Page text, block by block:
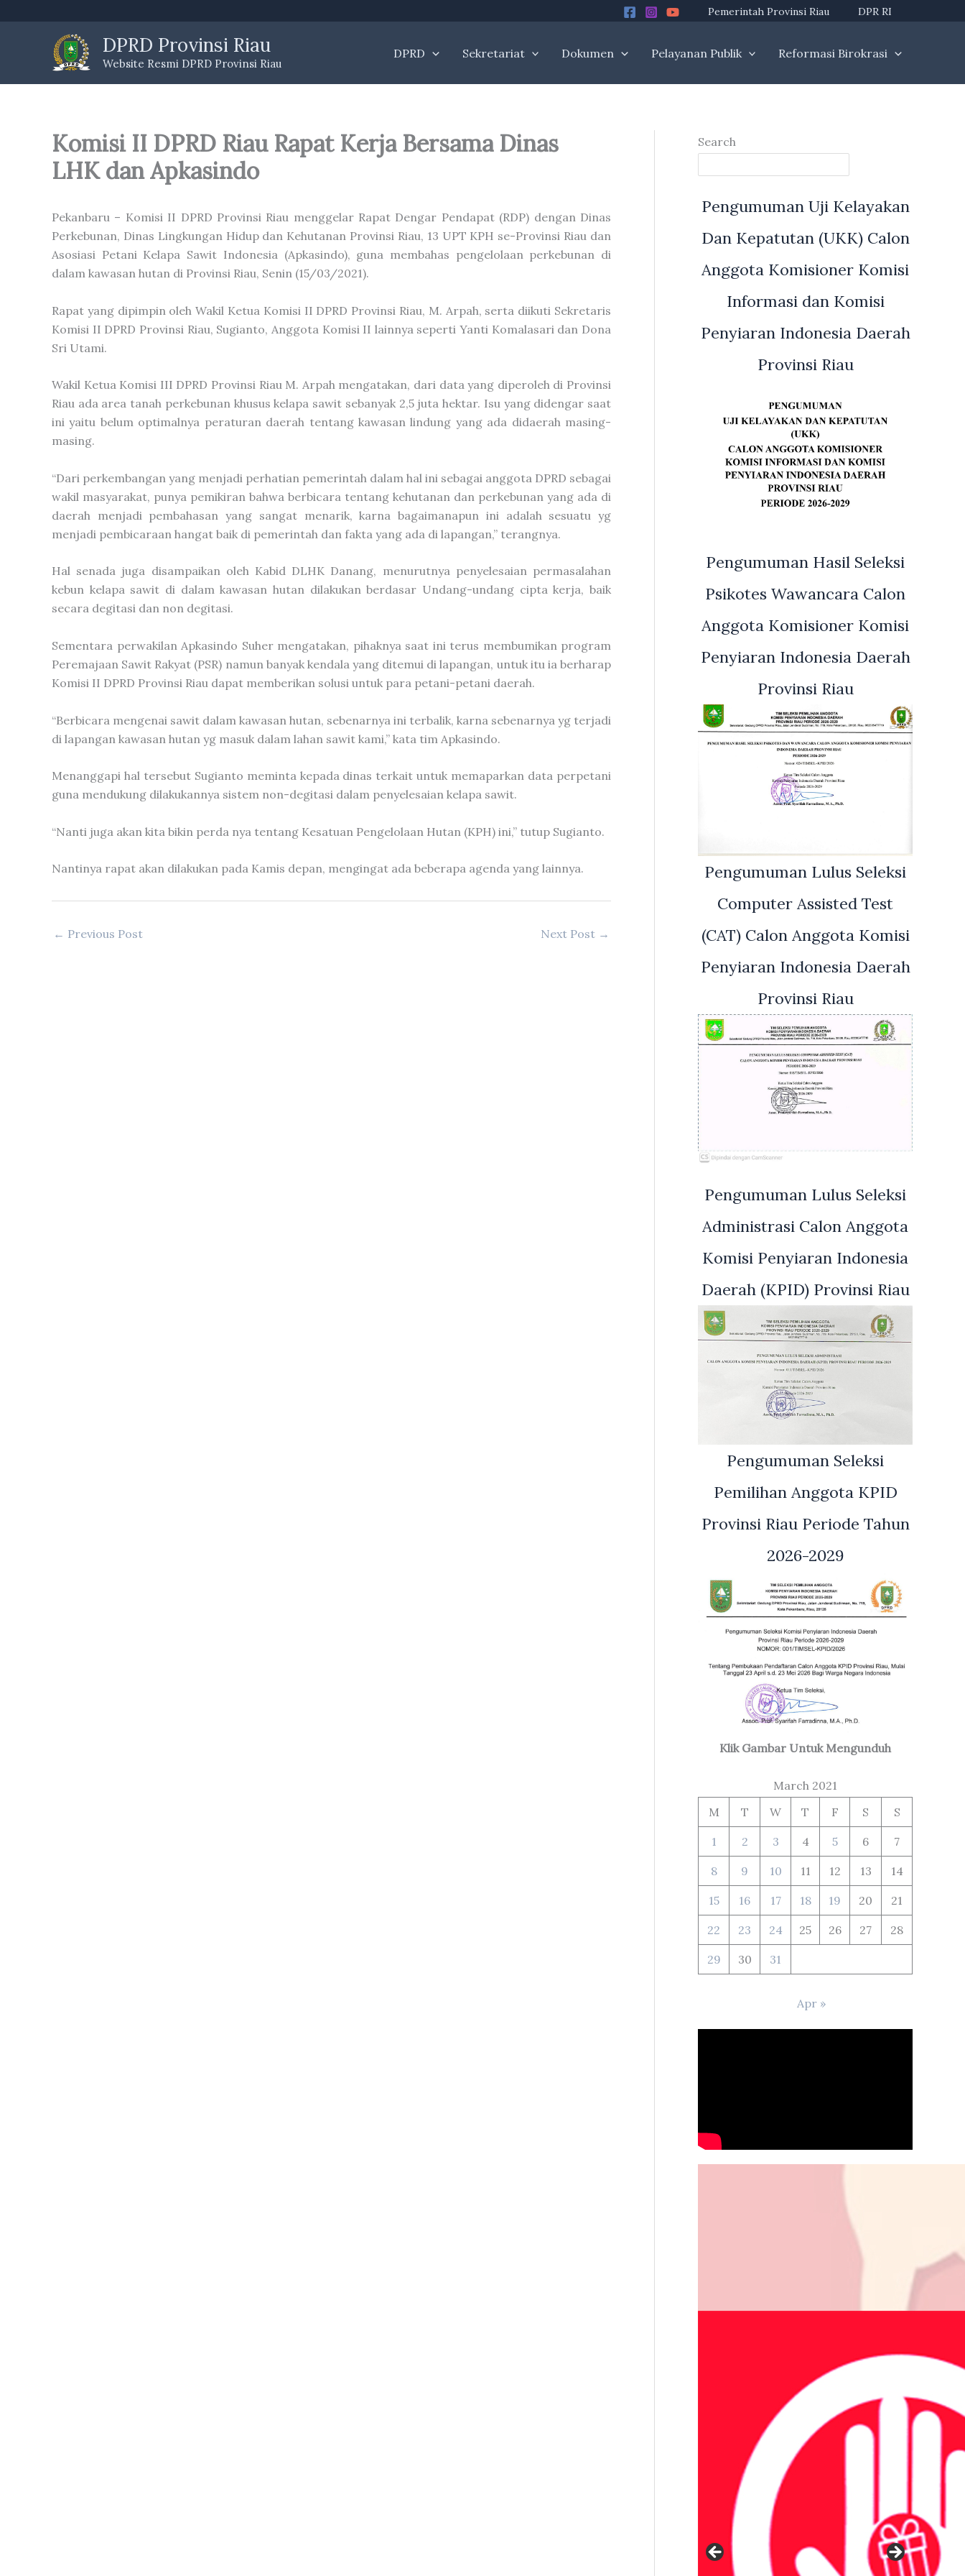
Pemerintah Provinsi Riau DPR RI
DPRD Provinsi Riau
Website Resmi DPRD Provinsi Riau
DPRD Sekretariat Dokumen Pelayanan Publik Reformasi Birokrasi
Komisi II DPRD Riau Rapat Kerja Bersama Dinas
LHK dan Apkasindo
Pekanbaru – Komisi II DPRD Provinsi Riau menggelar Rapat Dengar Pendapat (RDP) dengan Dinas
Perkebunan, Dinas Lingkungan Hidup dan Kehutanan Provinsi Riau, 13 UPT KPH se-Provinsi Riau dan
Asosiasi Petani Kelapa Sawit Indonesia (Apkasindo), guna membahas pengelolaan perkebunan di
dalam kawasan hutan di Provinsi Riau, Senin (15/03/2021).
Rapat yang dipimpin oleh Wakil Ketua Komisi II DPRD Provinsi Riau, M. Arpah, serta diikuti Sekretaris
Komisi II DPRD Provinsi Riau, Sugianto, Anggota Komisi II lainnya seperti Yanti Komalasari dan Dona
Sri Utami.
Wakil Ketua Komisi III DPRD Provinsi Riau M. Arpah mengatakan, dari data yang diperoleh di Provinsi
Riau ada area tanah perkebunan khusus kelapa sawit sebanyak 2,5 juta hektar. Isu yang didengar saat
ini yaitu belum optimalnya peraturan daerah tentang kawasan lindung yang ada didaerah masing-
masing.
“Dari perkembangan yang menjadi perhatian pemerintah dalam hal ini sebagai anggota DPRD sebagai
wakil masyarakat, punya pemikiran bahwa berbicara tentang kehutanan dan perkebunan yang ada di
daerah menjadi pembahasan yang sangat menarik, karna bagaimanapun ini adalah sesuatu yg
menjadi pembicaraan hangat baik di pemerintah dan fakta yang ada di lapangan,” terangnya.
Hal senada juga disampaikan oleh Kabid DLHK Danang, menurutnya penyelesaian permasalahan
kebun kelapa sawit di dalam kawasan hutan dilakukan berdasar Undang-undang cipta kerja, baik
secara degitasi dan non degitasi.
Sementara perwakilan Apkasindo Suher mengatakan, pihaknya saat ini terus membumikan program
Peremajaan Sawit Rakyat (PSR) namun banyak kendala yang ditemui di lapangan, untuk itu ia berharap
Komisi II DPRD Provinsi Riau dapat memberikan solusi untuk para petani-petani daerah.
“Berbicara mengenai sawit dalam kawasan hutan, sebenarnya ini terbalik, karna sebenarnya yg terjadi
di lapangan kawasan hutan yg masuk dalam lahan sawit kami,” kata tim Apkasindo.
Menanggapi hal tersebut Sugianto meminta kepada dinas terkait untuk memaparkan data perpetani
guna mendukung dilakukannya sistem non-degitasi dalam penyelesaian kelapa sawit.
“Nanti juga akan kita bikin perda nya tentang Kesatuan Pengelolaan Hutan (KPH) ini,” tutup Sugianto.
Nantinya rapat akan dilakukan pada Kamis depan, mengingat ada beberapa agenda yang lainnya.
← Previous Post Next Post →
Search
Pengumuman Uji Kelayakan
Dan Kepatutan (UKK) Calon
Anggota Komisioner Komisi
Informasi dan Komisi
Penyiaran Indonesia Daerah
Provinsi Riau
Pengumuman Hasil Seleksi
Psikotes Wawancara Calon
Anggota Komisioner Komisi
Penyiaran Indonesia Daerah
Provinsi Riau
Pengumuman Lulus Seleksi
Computer Assisted Test
(CAT) Calon Anggota Komisi
Penyiaran Indonesia Daerah
Provinsi Riau
Pengumuman Lulus Seleksi
Administrasi Calon Anggota
Komisi Penyiaran Indonesia
Daerah (KPID) Provinsi Riau
Pengumuman Seleksi
Pemilihan Anggota KPID
Provinsi Riau Periode Tahun
2026-2029
Klik Gambar Untuk Mengunduh
March 2021
M
T W T F S S
1 2 3 4 5 6 7
8 9 10 11 12 13 14
15 16 17 18 19 20 21
22 23 24 25 26 27 28
29 30 31
Apr »